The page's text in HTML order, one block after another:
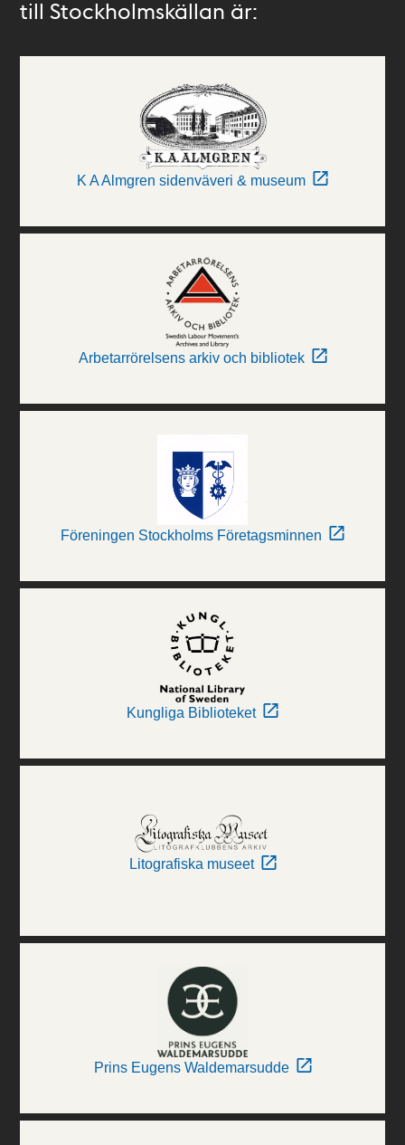
till Stockholmskällan är:
K A Almgren sidenväveri & museum
Arbetarrörelsens arkiv och bibliotek
Föreningen Stockholms Företagsminnen
Kungliga Biblioteket
Litografiska museet
Prins Eugens Waldemarsudde